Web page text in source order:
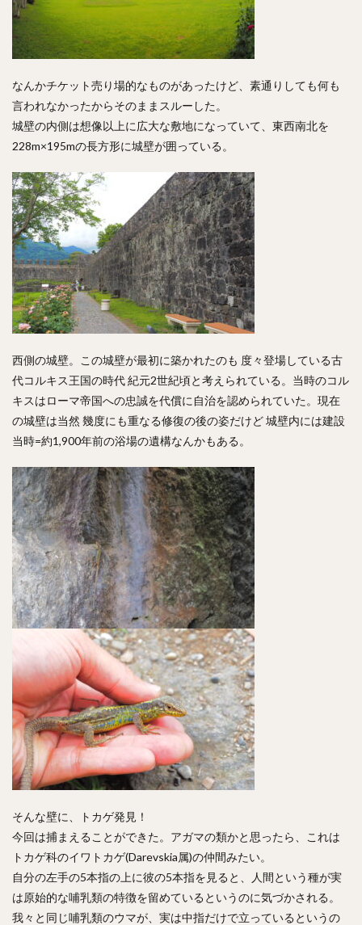
なんかチケット売り場的なものがあったけど、素通りしても何も
言われなかったからそのままスルーした。
城壁の内側は想像以上に広大な敷地になっていて、東西南北を
228m×195mの長方形に城壁が囲っている。
西側の城壁。この城壁が最初に築かれたのも 度々登場している古
代コルキス王国の時代 紀元2世紀頃と考えられている。当時のコル
キスはローマ帝国への忠誠を代償に自治を認められていた。現在
の城壁は当然 幾度にも重なる修復の後の姿だけど 城壁内には建設
当時=約1,900年前の浴場の遺構なんかもある。
そんな壁に、トカゲ発見！
今回は捕まえることができた。アガマの類かと思ったら、これは
トカゲ科のイワトカゲ(Darevskia属)の仲間みたい。
自分の左手の5本指の上に彼の5本指を見ると、人間という種が実
は原始的な哺乳類の特徴を留めているというのに気づかされる。
我々と同じ哺乳類のウマが、実は中指だけで立っているというの